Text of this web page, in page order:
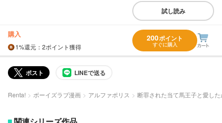
試し読み
購入
1%還元 ：2ポイント獲得
200ポイント
すぐに購入
ポスト LINEで送る
Renta! ボーイズラブ漫画 アルファポリス 断罪された当て馬王子と愛し